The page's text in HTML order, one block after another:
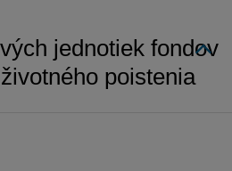
jednotiek fondov
poistenia